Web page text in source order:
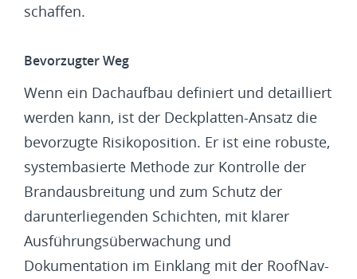
schaffen.
Bevorzugter Weg
Wenn ein Dachaufbau definiert und detailliert
werden kann, ist der Deckplatten-Ansatz die
bevorzugte Risikoposition. Er ist eine robuste,
systembasierte Methode zur Kontrolle der
Brandausbreitung und zum Schutz der
darunterliegenden Schichten, mit klarer
Ausführungsüberwachung und
Dokumentation im Einklang mit der RoofNav-